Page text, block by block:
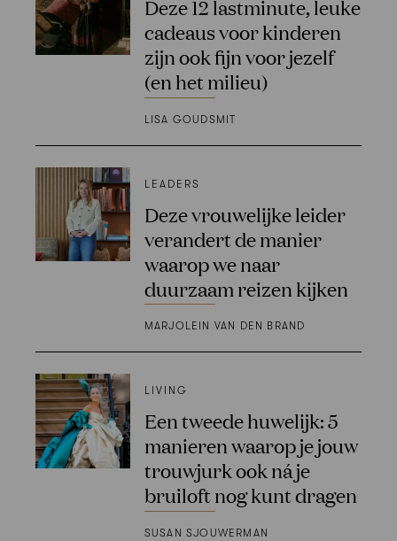
Deze 12 lastminute, leuke
cadeaus voor kinderen
zijn ook fijn voor jezelf
(en het milieu)
LISA GOUDSMIT
LEADERS
Deze vrouwelijke leider
verandert de manier
waarop we naar
duurzaam reizen kijken
MARJOLEIN VAN DEN BRAND
LIVING
Een tweede huwelijk: 5
manieren waarop je jouw
trouwjurk ook ná je
bruiloft nog kunt dragen
SUSAN SJOUWERMAN